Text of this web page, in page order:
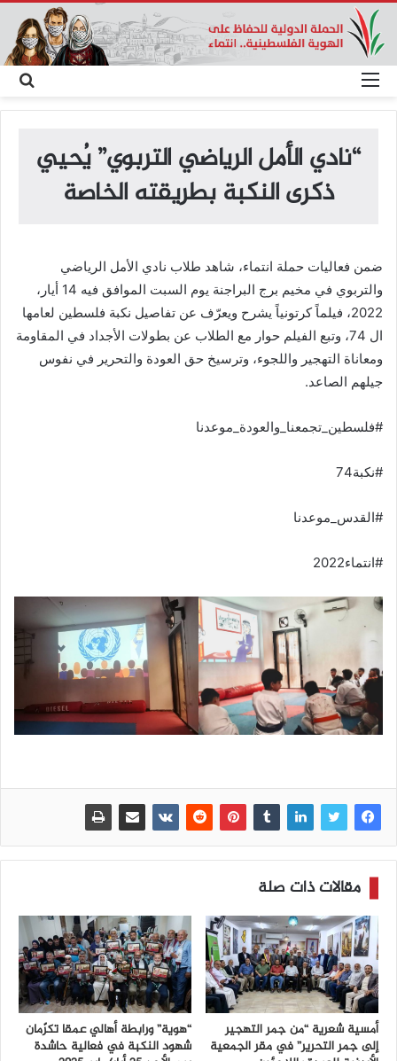
عن
القائمة
“نادي الأمل الرياضي التربوي” يُحيي
ذكرى النكبة بطريقته الخاصة
ضمن فعاليات حملة انتماء، شاهد طلاب نادي الأمل الرياضي
والتربوي في مخيم برج البراجنة يوم السبت الموافق فيه 14 أيار،
2022، فيلماً كرتونياً يشرح ويعرّف عن تفاصيل نكبة فلسطين لعامها
ال 74، وتبع الفيلم حوار مع الطلاب عن بطولات الأجداد في المقاومة
ومعاناة التهجير واللجوء، وترسيخ حق العودة والتحرير في نفوس
جيلهم الصاعد.
#فلسطين_تجمعنا_والعودة_موعدنا
#نكبة74
#القدس_موعدنا
#انتماء2022
مقالات ذات صلة
أمسية شعرية “من جمر التهجير
إلى جمر التحرير” في مقر الجمعية
“هوية” ورابطة أهالي عمقا تكرّمان
شهود النكبة في فعالية حاشدة